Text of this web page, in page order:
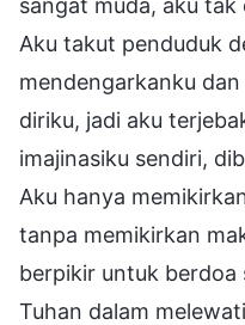
Aku takut penduduk
mendengarkanku
diriku, jadi aku
imajinasiku sendiri,
Aku hanya
tanpa memikirkan
berpikir untuk berdoa
Tuhan dalam